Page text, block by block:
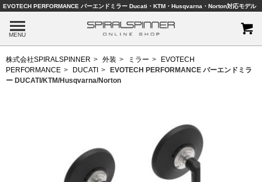
EVOTECH PERFORMANCE バーエンドミラー Ducati・KTM・Husqvarna・Norton対応モデル
MENU
株式会社SPIRALSPINNER 外装 ミラー
EVOTECH
PERFORMANCE
DUCATI
EVOTECH PERFORMANCE バーエンドミラ
ー DUCATI/KTM/Husqvarna/Norton